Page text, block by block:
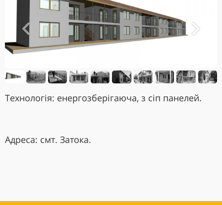
Технологія: енергозберігаюча, з сіп панелей.
Адреса: смт. Затока.